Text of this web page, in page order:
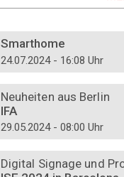
Smarthome
24.07.2024 - 16:08 Uhr
Neuheiten aus Berlin
IFA
29.05.2024 - 08:00 Uhr
Digital Signage und